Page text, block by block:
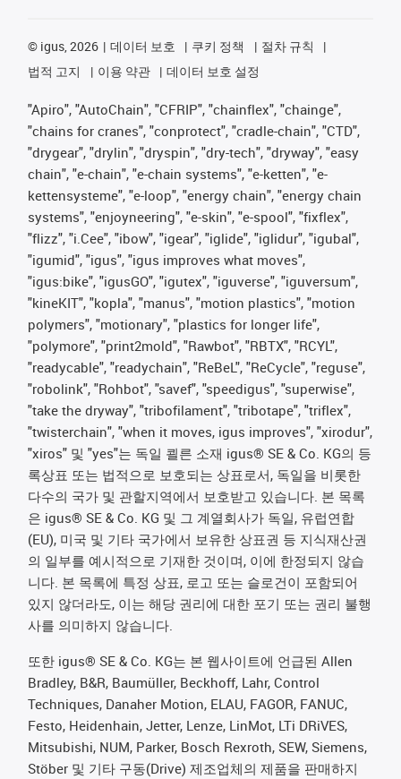
© igus, 2026 데이터 보호 쿠키 정책
절차 규칙
법적 고지
이용 약관 데이터 보호 설정
"Apiro", "AutoChain", "CFRIP", "chainflex", "chainge",
"chains for cranes", "conprotect", "cradle-chain", "CTD",
"drygear", "drylin", "dryspin", "dry-tech", "dryway", "easy
chain", "e-chain", "e-chain systems", "e-ketten", "e-
kettensysteme", "e-loop", "energy chain", "energy chain
systems", "enjoyneering", "e-skin", "e-spool", "fixflex",
"flizz", "i.Cee", "ibow", "igear", "iglide", "iglidur", "igubal",
"igumid", "igus", "igus improves what moves",
"igus:bike", "igusGO", "igutex", "iguverse", "iguversum",
"kineKIT", "kopla", "manus", "motion plastics", "motion
polymers", "motionary", "plastics for longer life",
"polymore", "print2mold", "Rawbot", "RBTX", "RCYL",
"readycable", "readychain", "ReBeL", "ReCycle", "reguse",
"robolink", "Rohbot", "savef", "speedigus", "superwise",
"take the dryway", "tribofilament", "tribotape", "triflex",
"twisterchain", "when it moves, igus improves", "xirodur",
"xiros" 및 "yes"는 독일 쾰른 소재 igus® SE & Co. KG의 등
록상표 또는 법적으로 보호되는 상표로서, 독일을 비롯한
다수의 국가 및 관할지역에서 보호받고 있습니다. 본 목록
은 igus® SE & Co. KG 및 그 계열회사가 독일, 유럽연합
(EU), 미국 및 기타 국가에서 보유한 상표권 등 지식재산권
의 일부를 예시적으로 기재한 것이며, 이에 한정되지 않습
니다. 본 목록에 특정 상표, 로고 또는 슬로건이 포함되어
있지 않더라도, 이는 해당 권리에 대한 포기 또는 권리 불행
사를 의미하지 않습니다.
또한 igus® SE & Co. KG는 본 웹사이트에 언급된 Allen
Bradley, B&R, Baumüller, Beckhoff, Lahr, Control
Techniques, Danaher Motion, ELAU, FAGOR, FANUC,
Festo, Heidenhain, Jetter, Lenze, LinMot, LTi DRiVES,
Mitsubishi, NUM, Parker, Bosch Rexroth, SEW, Siemens,
Stöber 및 기타 구동(Drive) 제조업체의 제품을 판매하지